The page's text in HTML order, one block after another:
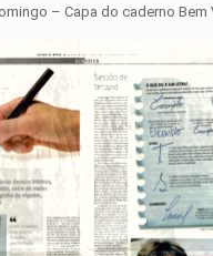
– Capa do caderno Bem